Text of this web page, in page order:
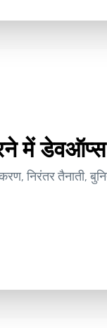
में डेवऑप्स
निरंतर तैनाती,